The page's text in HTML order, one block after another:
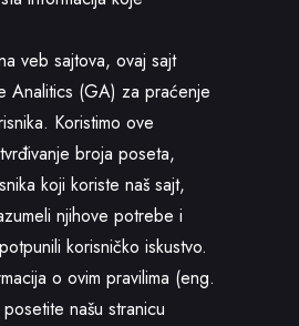
veb sajtova, ovaj sajt
Analitics (GA) za praćenje
Koristimo ove
broja poseta,
koji koriste naš sajt,
njihove potrebe i
korisničko iskustvo.
o ovim pravilima (eng.
našu stranicu